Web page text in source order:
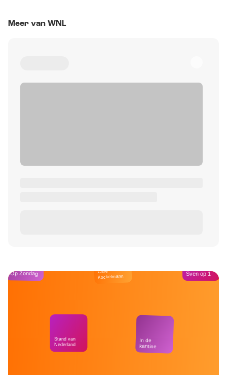
Meer van WNL
Op Zondag
Stand van
Nederland
Café
Kockelmann
In de
kantine
Sven op 1